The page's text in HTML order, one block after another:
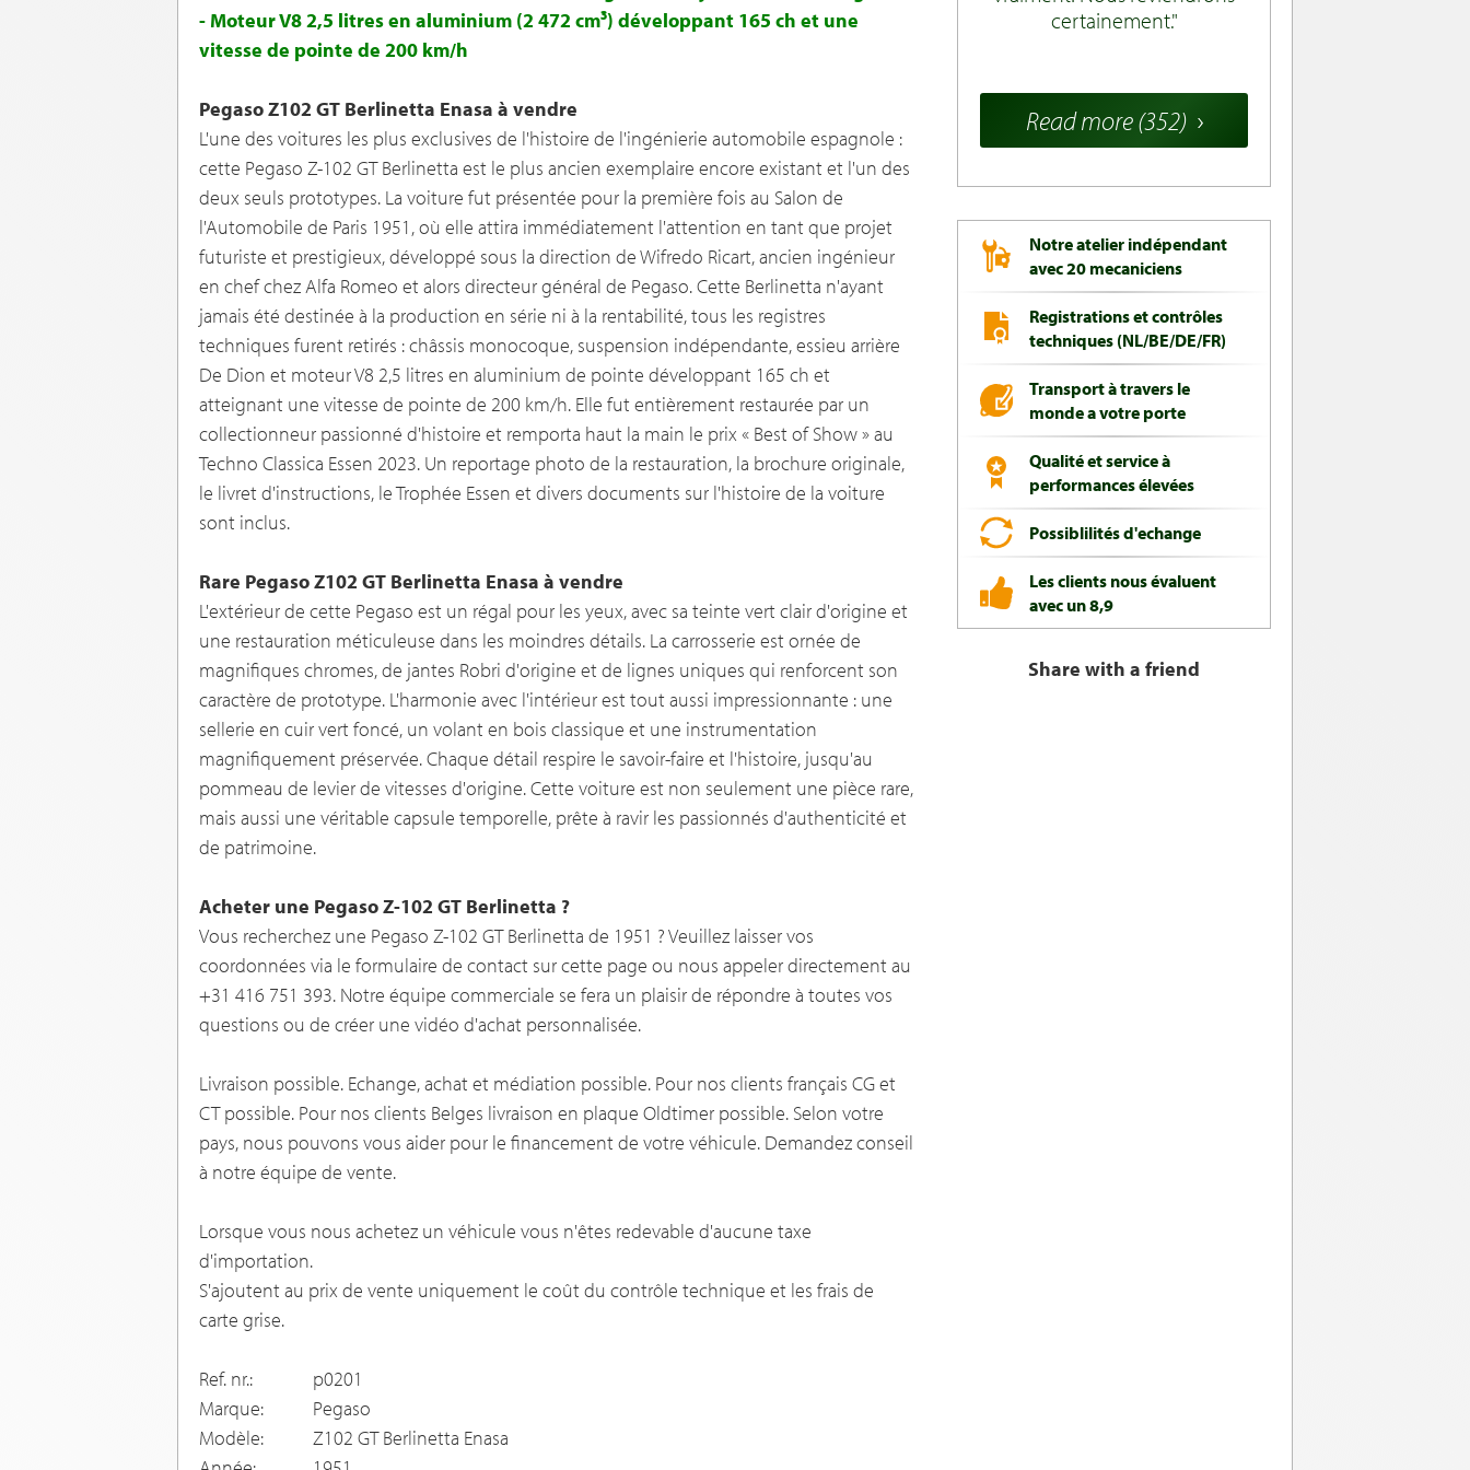
- Moteur V8 2,5 litres en aluminium (2 472 cm³) développant 165 ch et une
vitesse de pointe de 200 km/h
Pegaso Z102 GT Berlinetta Enasa à vendre
L'une des voitures les plus exclusives de l'histoire de l'ingénierie automobile espagnole :
cette Pegaso Z-102 GT Berlinetta est le plus ancien exemplaire encore existant et l'un des
deux seuls prototypes. La voiture fut présentée pour la première fois au Salon de
l'Automobile de Paris 1951, où elle attira immédiatement l'attention en tant que projet
futuriste et prestigieux, développé sous la direction de Wifredo Ricart, ancien ingénieur
en chef chez Alfa Romeo et alors directeur général de Pegaso. Cette Berlinetta n'ayant
jamais été destinée à la production en série ni à la rentabilité, tous les registres
techniques furent retirés : châssis monocoque, suspension indépendante, essieu arrière
De Dion et moteur V8 2,5 litres en aluminium de pointe développant 165 ch et
atteignant une vitesse de pointe de 200 km/h. Elle fut entièrement restaurée par un
collectionneur passionné d'histoire et remporta haut la main le prix « Best of Show » au
Techno Classica Essen 2023. Un reportage photo de la restauration, la brochure originale,
le livret d'instructions, le Trophée Essen et divers documents sur l'histoire de la voiture
sont inclus.
Rare Pegaso Z102 GT Berlinetta Enasa à vendre
L'extérieur de cette Pegaso est un régal pour les yeux, avec sa teinte vert clair d'origine et
une restauration méticuleuse dans les moindres détails. La carrosserie est ornée de
magnifiques chromes, de jantes Robri d'origine et de lignes uniques qui renforcent son
caractère de prototype. L'harmonie avec l'intérieur est tout aussi impressionnante : une
sellerie en cuir vert foncé, un volant en bois classique et une instrumentation
magnifiquement préservée. Chaque détail respire le savoir-faire et l'histoire, jusqu'au
pommeau de levier de vitesses d'origine. Cette voiture est non seulement une pièce rare,
mais aussi une véritable capsule temporelle, prête à ravir les passionnés d'authenticité et
de patrimoine.
Acheter une Pegaso Z-102 GT Berlinetta ?
Vous recherchez une Pegaso Z-102 GT Berlinetta de 1951 ? Veuillez laisser vos
coordonnées via le formulaire de contact sur cette page ou nous appeler directement au
+31 416 751 393. Notre équipe commerciale se fera un plaisir de répondre à toutes vos
questions ou de créer une vidéo d'achat personnalisée.
Livraison possible. Echange, achat et médiation possible. Pour nos clients français CG et
CT possible. Pour nos clients Belges livraison en plaque Oldtimer possible. Selon votre
pays, nous pouvons vous aider pour le financement de votre véhicule. Demandez conseil
à notre équipe de vente.
Lorsque vous nous achetez un véhicule vous n'êtes redevable d'aucune taxe
d'importation.
S'ajoutent au prix de vente uniquement le coût du contrôle technique et les frais de
carte grise.
Ref. nr.:
p0201
Marque:
Pegaso
Modèle:
Z102 GT Berlinetta Enasa
certainement.
Read more (352)
Notre atelier indépendant
avec 20 mecaniciens
Registrations et contrôles
techniques (NL/BE/DE/FR)
Transport à travers le
monde a votre porte
Qualité et service à
performances élevées
Possiblilités d'echange
Les clients nous évaluent
avec un 8,9
Share with a friend